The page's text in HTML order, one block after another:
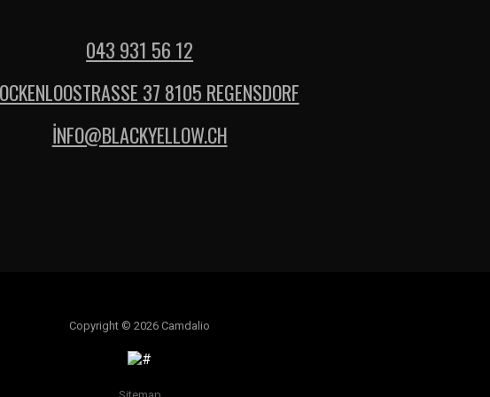
043 931 56 12
37 8105 REGENSDORF
İNFO@BLACKYELLOW.CH
Copyright © 2026 Camdalio